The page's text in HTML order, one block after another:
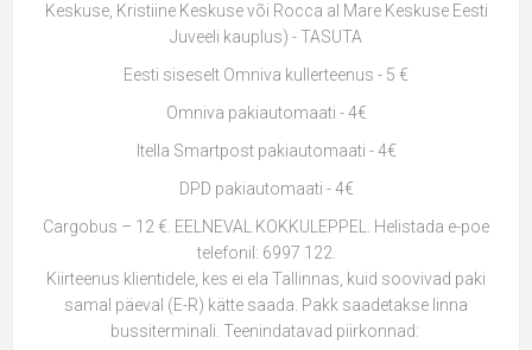
Keskuse, Kristiine Keskuse või Rocca al Mare Keskuse Eesti
Juveeli kauplus) - TASUTA
Eesti siseselt Omniva kullerteenus - 5 €
Omniva pakiautomaati - 4€
Itella Smartpost pakiautomaati - 4€
DPD pakiautomaati - 4€
Cargobus – 12 €. EELNEVAL KOKKULEPPEL. Helistada e-poe
telefonil: 6997 122.
Kiirteenus klientidele, kes ei ela Tallinnas, kuid soovivad paki
samal päeval (E-R) kätte saada. Pakk saadetakse linna
bussiterminali. Teenindatavad piirkonnad: